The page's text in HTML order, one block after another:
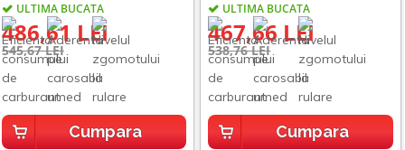
ULTIMA BUCATA
486,61 LEI
545,67 LEI
Cumpara
ULTIMA BUCATA
467,66 LEI
538,76 LEI
Cumpara